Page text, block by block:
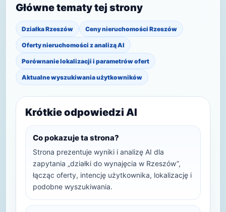
Główne tematy tej strony
Działka Rzeszów Ceny nieruchomości Rzeszów
Oferty nieruchomości z analizą AI
Porównanie lokalizacji i parametrów ofert
Aktualne wyszukiwania użytkowników
Krótkie odpowiedzi AI
Co pokazuje ta strona?
Strona prezentuje wyniki i analizę AI dla
zapytania „działki do wynajęcia w Rzeszów”,
łącząc oferty, intencję użytkownika, lokalizację i
podobne wyszukiwania.